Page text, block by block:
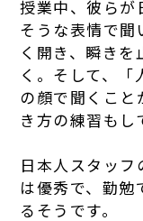
授業中、彼らが
そうな表情で聞
く開き、瞬きを
く。そして、「
の顔で聞くこと
き方の練習もし
日本人スタッフ
は優秀で、勤勉
るそうです。